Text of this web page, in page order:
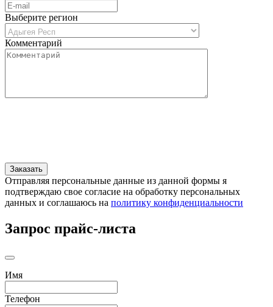
Выберите регион
Комментарий
Отправляя персональные данные из данной формы я
подтверждаю свое согласие на обработку персональных
данных и соглашаюсь на политику конфиденциальности
Запрос прайс-листа
Имя
Телефон